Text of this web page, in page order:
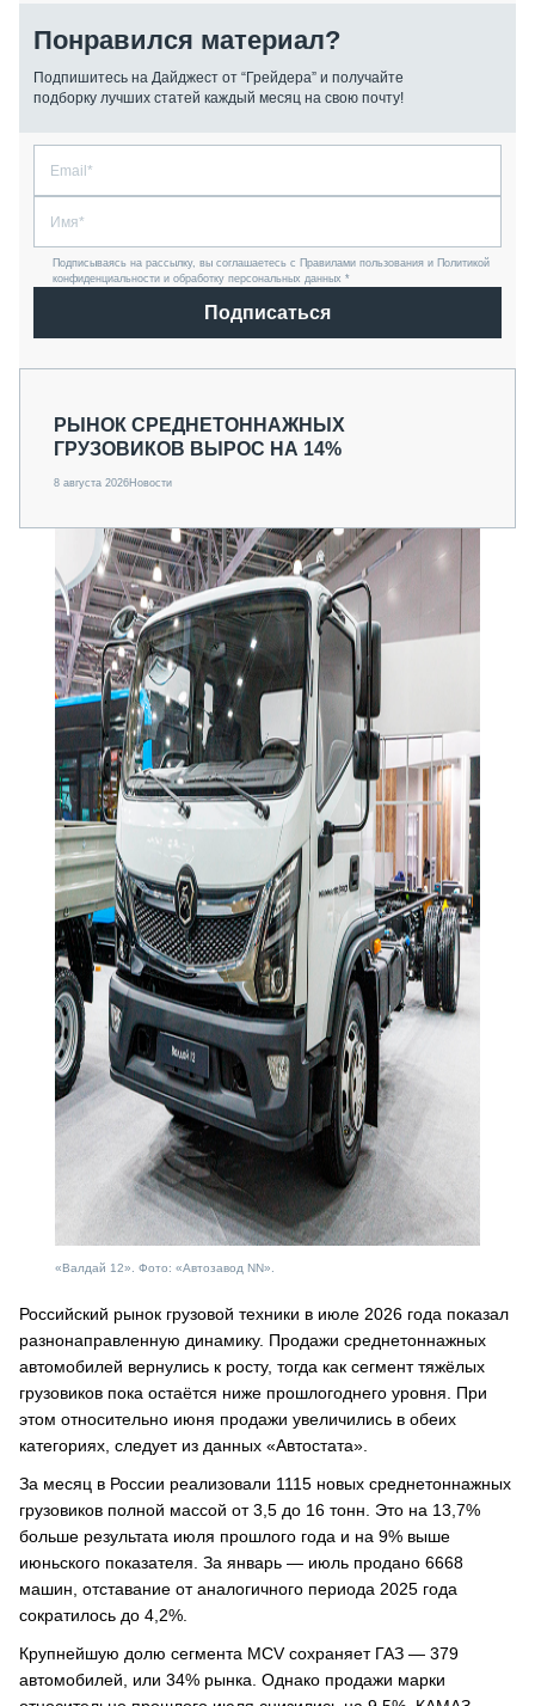
Понравился материал?
Подпишитесь на Дайджест от “Грейдера” и получайте
подборку лучших статей каждый месяц на свою почту!
Подписываясь на рассылку, вы соглашаетесь с Правилами пользования и Политикой
конфиденциальности и обработку персональных данных *
Подписаться
РЫНОК СРЕДНЕТОННАЖНЫХ
ГРУЗОВИКОВ ВЫРОС НА 14%
8 августа 2026Новости
«Валдай 12». Фото: «Автозавод NN».
Российский рынок грузовой техники в июле 2026 года показал
разнонаправленную динамику. Продажи среднетоннажных
автомобилей вернулись к росту, тогда как сегмент тяжёлых
грузовиков пока остаётся ниже прошлогоднего уровня. При
этом относительно июня продажи увеличились в обеих
категориях, следует из данных «Автостата».
За месяц в России реализовали 1115 новых среднетоннажных
грузовиков полной массой от 3,5 до 16 тонн. Это на 13,7%
больше результата июля прошлого года и на 9% выше
июньского показателя. За январь — июль продано 6668
машин, отставание от аналогичного периода 2025 года
сократилось до 4,2%.
Крупнейшую долю сегмента MCV сохраняет ГАЗ — 379
автомобилей, или 34% рынка. Однако продажи марки